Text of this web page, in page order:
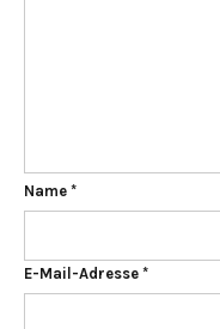
Name *
E-Mail-Adresse *